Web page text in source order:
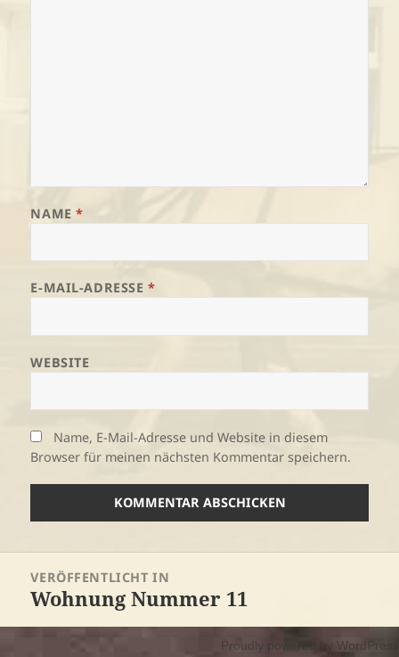
NAME*
E-MAIL-ADRESSE*
WEBSITE
Name, E-Mail-Adresse und Website in diesem
Browser für meinen nächsten Kommentar speichern.
VERÖFFENTLICHT IN
Wohnung Nummer 11
Proudly powered by WordPress